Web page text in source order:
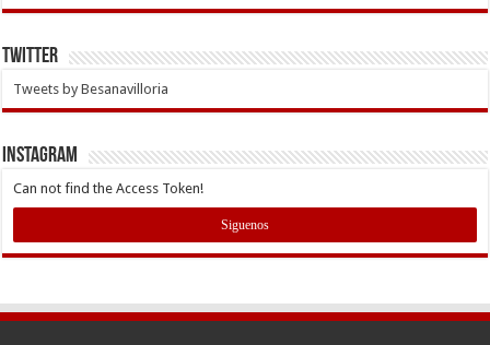
Twitter
Tweets by Besanavilloria
INSTAGRAM
Can not find the Access Token!
Siguenos